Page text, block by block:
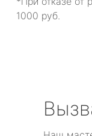
1000 руб.